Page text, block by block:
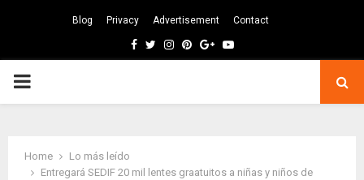
Blog Privacy Advertisement Contact
Facebook
TwitterInstagram
Pinterest
GoogleYoutube
PRIMARY
Home
Lo más leído
Entregará SEDIF 20 mil lentes graatuitos a niñas y niños de